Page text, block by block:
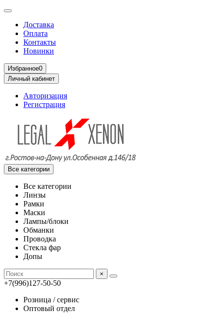
Доставка
Оплата
Контакты
Новинки
Избранное0
Личный кабинет
Авторизация
Регистрация
Все категории
Все категории
Линзы
Рамки
Маски
Лампы/блоки
Обманки
Проводка
Стекла фар
Допы
×
+7(996)127-50-50
Розница / сервис
Оптовый отдел